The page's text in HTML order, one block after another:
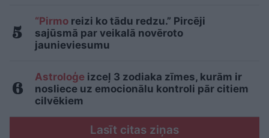
“Pirmo reizi ko tādu redzu.” Pircēji
sajūsmā par veikalā novēroto
jaunieviesumu
Astroloģe izceļ 3 zodiaka zīmes, kurām ir
nosliece uz emocionālu kontroli pār citiem
cilvēkiem
Lasīt citas ziņas